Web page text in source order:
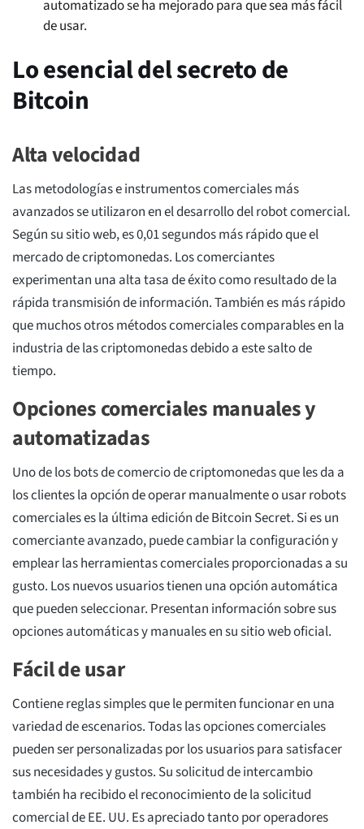
automatizado se ha mejorado para que sea más fácil
de usar.
Lo esencial del secreto de
Bitcoin
Alta velocidad
Las metodologías e instrumentos comerciales más
avanzados se utilizaron en el desarrollo del robot comercial.
Según su sitio web, es 0,01 segundos más rápido que el
mercado de criptomonedas. Los comerciantes
experimentan una alta tasa de éxito como resultado de la
rápida transmisión de información. También es más rápido
que muchos otros métodos comerciales comparables en la
industria de las criptomonedas debido a este salto de
tiempo.
Opciones comerciales manuales y
automatizadas
Uno de los bots de comercio de criptomonedas que les da a
los clientes la opción de operar manualmente o usar robots
comerciales es la última edición de Bitcoin Secret. Si es un
comerciante avanzado, puede cambiar la configuración y
emplear las herramientas comerciales proporcionadas a su
gusto. Los nuevos usuarios tienen una opción automática
que pueden seleccionar. Presentan información sobre sus
opciones automáticas y manuales en su sitio web oficial.
Fácil de usar
Contiene reglas simples que le permiten funcionar en una
variedad de escenarios. Todas las opciones comerciales
pueden ser personalizadas por los usuarios para satisfacer
sus necesidades y gustos. Su solicitud de intercambio
también ha recibido el reconocimiento de la solicitud
comercial de EE. UU. Es apreciado tanto por operadores